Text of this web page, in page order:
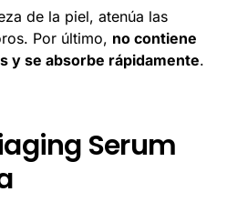
de la piel, atenúa las
Por último, no contiene
y se absorbe rápidamente.
Serum